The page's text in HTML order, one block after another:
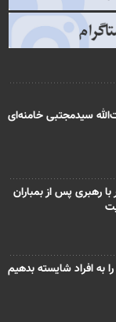
سیدمجتبی خامنه‌ای
با رهبری پس از بمباران
به افراد شایسته بدهیم